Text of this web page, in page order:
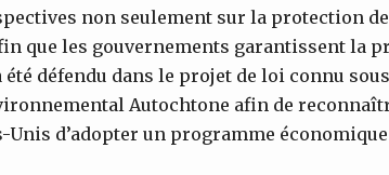
non seulement sur la protection
que les gouvernements garantissent la
défendu dans le projet de loi connu
Autochtone afin de
d’adopter un programme économique